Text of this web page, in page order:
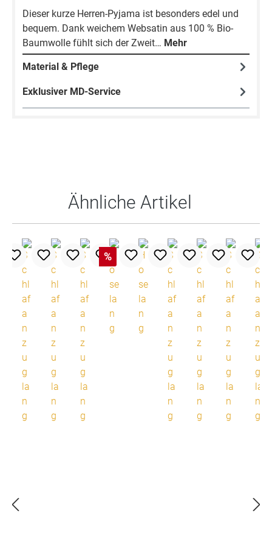
Dieser kurze Herren-Pyjama ist besonders edel und
bequem. Dank weichem Websatin aus 100 % Bio-
Baumwolle fühlt sich der Zweit… Mehr
Material & Pflege
Exklusiver MD-Service
Ähnliche Artikel
%